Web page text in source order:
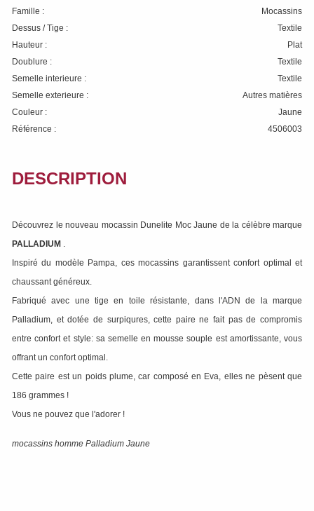
Famille :
Mocassins
Dessus / Tige :
Textile
Hauteur :
Plat
Doublure :
Textile
Semelle interieure :
Textile
Semelle exterieure :
Autres matières
Couleur :
Jaune
Référence :
4506003
DESCRIPTION
Découvrez le nouveau mocassin Dunelite Moc Jaune de la célèbre marque
PALLADIUM .
Inspiré du modèle Pampa, ces mocassins garantissent confort optimal et
chaussant généreux.
Fabriqué avec une tige en toile résistante, dans l'ADN de la marque
Palladium, et dotée de surpiqures, cette paire ne fait pas de compromis
entre confort et style: sa semelle en mousse souple est amortissante, vous
offrant un confort optimal.
Cette paire est un poids plume, car composé en Eva, elles ne pèsent que
186 grammes !
Vous ne pouvez que l'adorer !
mocassins homme Palladium Jaune